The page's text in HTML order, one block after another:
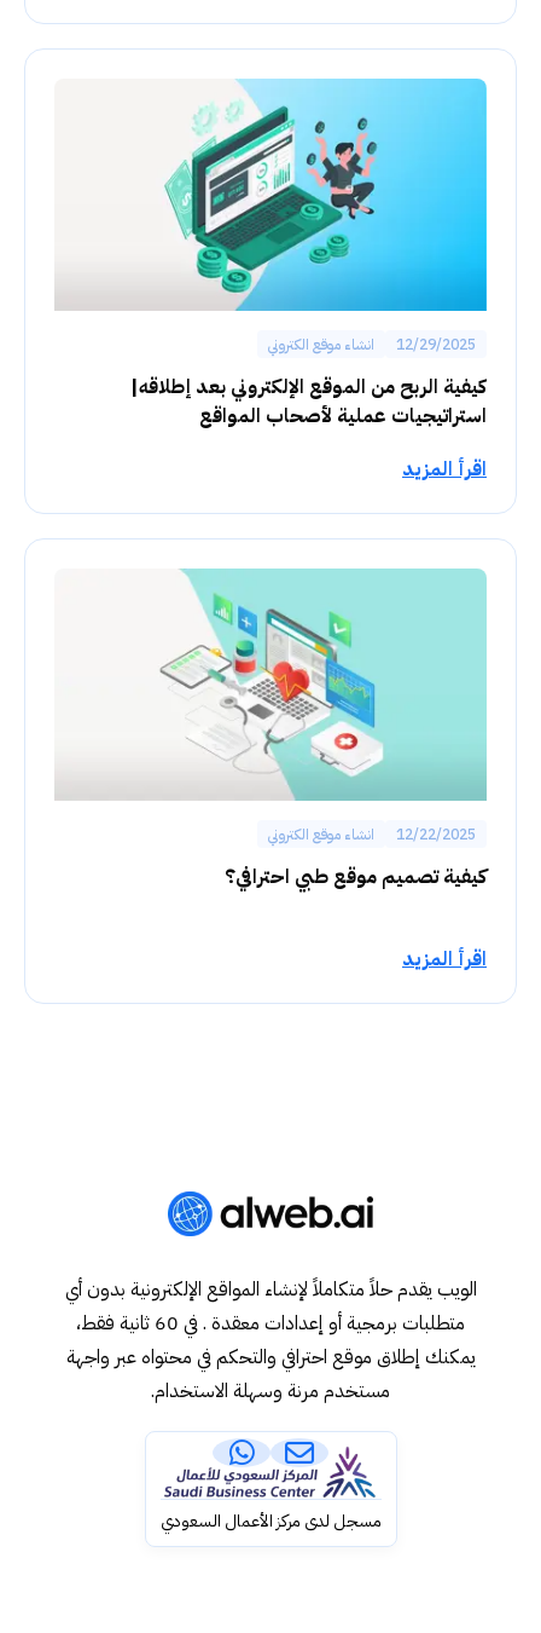
12/29/2025 انشاء موقع الكتروني
كيفية الربح من الموقع الإلكتروني بعد إطلاقه|
استراتيجيات عملية لأصحاب المواقع
اقرأ المزيد
12/22/2025 انشاء موقع الكتروني
كيفية تصميم موقع طبي احترافي؟
اقرأ المزيد
الويب يقدم حلاً متكاملاً لإنشاء المواقع الإلكترونية بدون أي
متطلبات برمجية أو إعدادات معقدة . في 60 ثانية فقط،
يمكنك إطلاق موقع احترافي والتحكم في محتواه عبر واجهة
مستخدم مرنة وسهلة الاستخدام.
مسجل لدى مركز الأعمال السعودي